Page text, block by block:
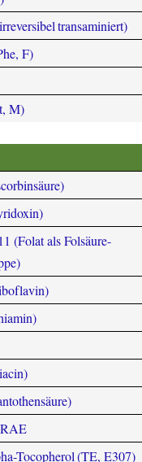
transaminiert)
F)
M)
(Folat als Folsäure-
Tocopherol (TE, E307)